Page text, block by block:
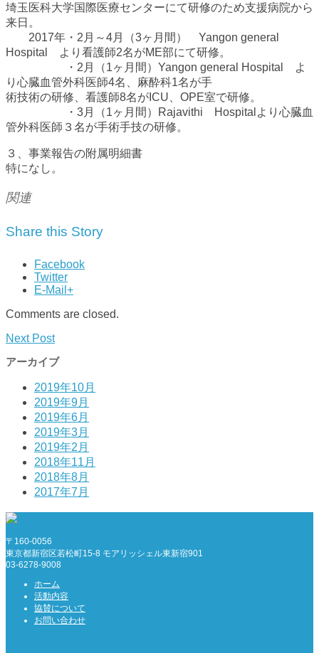
埼玉医科大学国際医療センターにて研修のため支援病院から
来日。
2017年・2月～4月（3ヶ月間） Yangon general
Hospital より看護師2名がME部にて研修。
・2月（1ヶ月間）Yangon general Hospital よ
り心臓血管外科医師4名、麻酔科1名が手
術技術の研修、看護師8名がICU、OPE室で研修。
・3月（1ヶ月間）Rajavithi Hospitalより心臓血
管外科医師３名が手術手技の研修。
３、事業報告の附属明細書
特になし。
関連
Share this Story
Facebook
Twitter
E-Mail+
Comments are closed.
Next Post
アーカイブ
2019年10月
2019年9月
2019年6月
2019年3月
2019年2月
2018年11月
2018年8月
2017年7月
〒160-0056
東京都新宿区若松町15-8 モアリッシェル東新宿901
03-6278-9008
ホーム
活動内容
協賛について
お問い合わせ